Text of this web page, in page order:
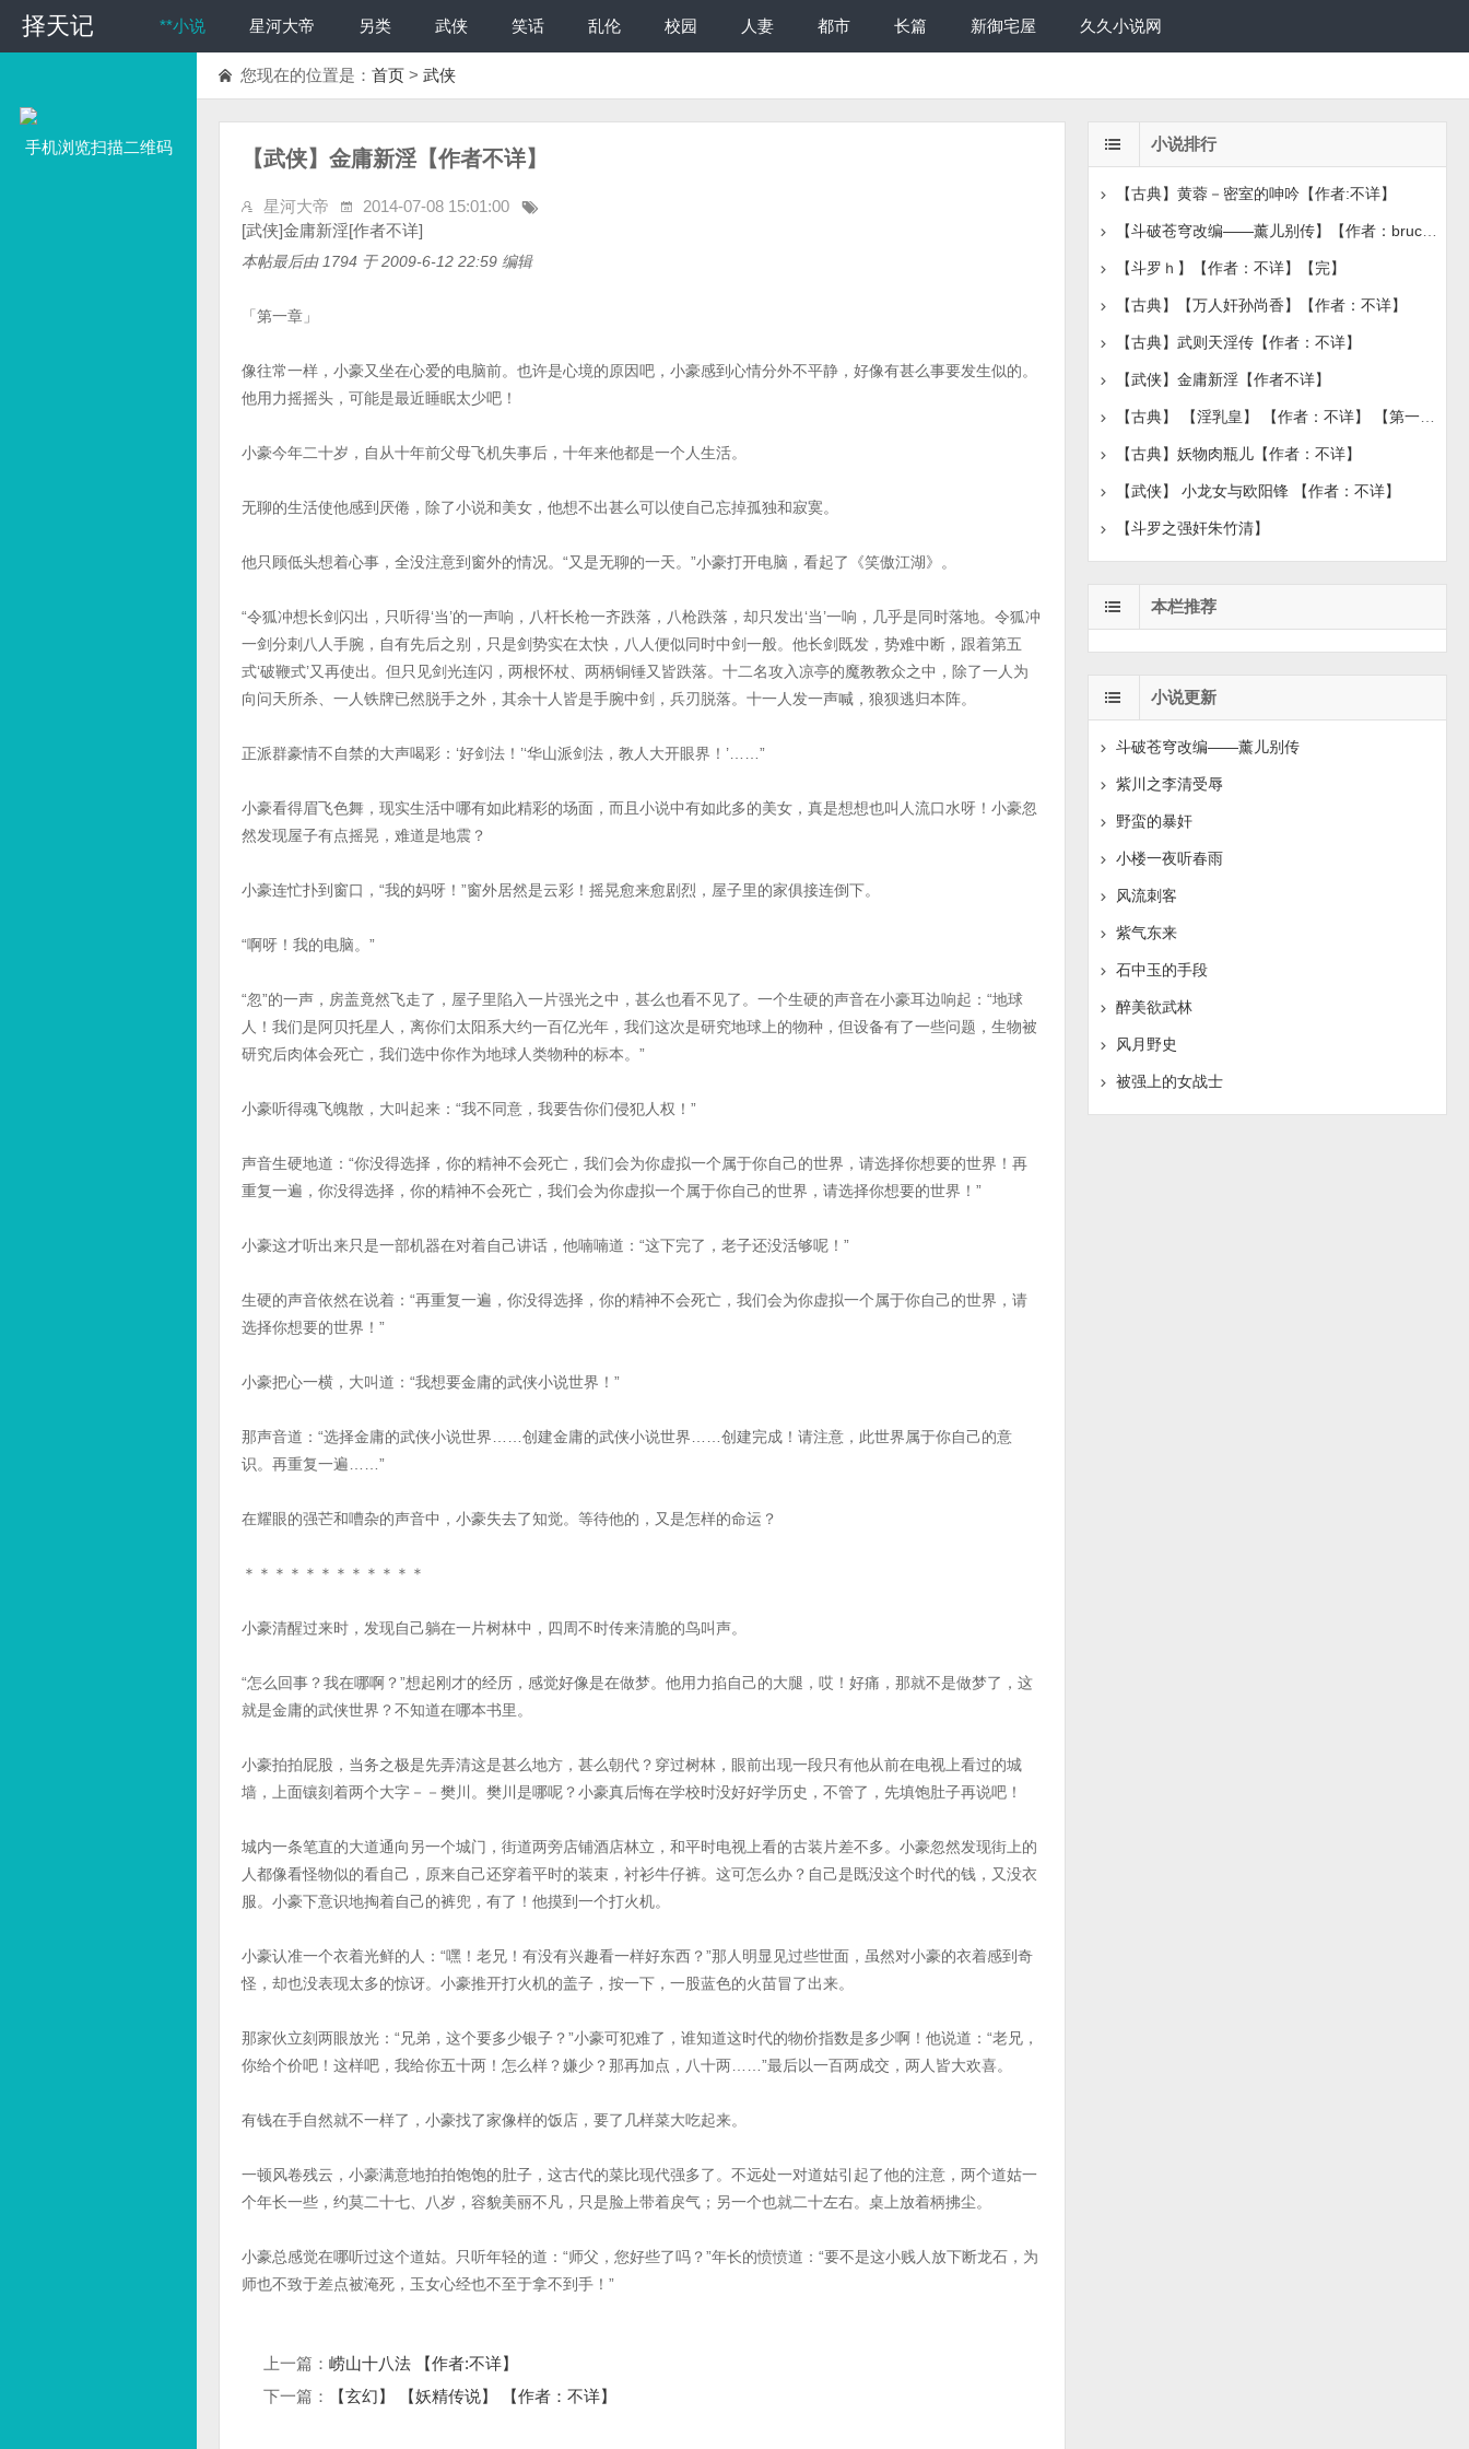
择天记 **小说 星河大帝 另类 武侠 笑话 乱伦 校园 人妻 都市 长篇 新御宅屋 久久小说网
手机浏览扫描二维码
您现在的位置是： 首页 > 武侠
【武侠】金庸新淫【作者不详】
星河大帝
2014-07-08 15:01:00
[武侠]金庸新淫[作者不详]
本帖最后由 1794 于 2009-6-12 22:59 编辑
「第一章」
像往常一样，小豪又坐在心爱的电脑前。也许是心境的原因吧，小豪感到心情分外不平静，好像有甚么事要发生似的。
他用力摇摇头，可能是最近睡眠太少吧！
小豪今年二十岁，自从十年前父母飞机失事后，十年来他都是一个人生活。
无聊的生活使他感到厌倦，除了小说和美女，他想不出甚么可以使自己忘掉孤独和寂寞。
他只顾低头想着心事，全没注意到窗外的情况。“又是无聊的一天。”小豪打开电脑，看起了《笑傲江湖》。
“令狐冲想长剑闪出，只听得‘当’的一声响，八杆长枪一齐跌落，八枪跌落，却只发出‘当’一响，几乎是同时落地。令狐冲
一剑分刺八人手腕，自有先后之别，只是剑势实在太快，八人便似同时中剑一般。他长剑既发，势难中断，跟着第五
式‘破鞭式’又再使出。但只见剑光连闪，两根怀杖、两柄铜锤又皆跌落。十二名攻入凉亭的魔教教众之中，除了一人为
向问天所杀、一人铁牌已然脱手之外，其余十人皆是手腕中剑，兵刃脱落。十一人发一声喊，狼狈逃归本阵。
正派群豪情不自禁的大声喝彩：‘好剑法！’‘华山派剑法，教人大开眼界！’……”
小豪看得眉飞色舞，现实生活中哪有如此精彩的场面，而且小说中有如此多的美女，真是想想也叫人流口水呀！小豪忽
然发现屋子有点摇晃，难道是地震？
小豪连忙扑到窗口，“我的妈呀！”窗外居然是云彩！摇晃愈来愈剧烈，屋子里的家俱接连倒下。
“啊呀！我的电脑。”
“忽”的一声，房盖竟然飞走了，屋子里陷入一片强光之中，甚么也看不见了。一个生硬的声音在小豪耳边响起：“地球
人！我们是阿贝托星人，离你们太阳系大约一百亿光年，我们这次是研究地球上的物种，但设备有了一些问题，生物被
研究后肉体会死亡，我们选中你作为地球人类物种的标本。”
小豪听得魂飞魄散，大叫起来：“我不同意，我要告你们侵犯人权！”
声音生硬地道：“你没得选择，你的精神不会死亡，我们会为你虚拟一个属于你自己的世界，请选择你想要的世界！再
重复一遍，你没得选择，你的精神不会死亡，我们会为你虚拟一个属于你自己的世界，请选择你想要的世界！”
小豪这才听出来只是一部机器在对着自己讲话，他喃喃道：“这下完了，老子还没活够呢！”
生硬的声音依然在说着：“再重复一遍，你没得选择，你的精神不会死亡，我们会为你虚拟一个属于你自己的世界，请
选择你想要的世界！”
小豪把心一横，大叫道：“我想要金庸的武侠小说世界！”
那声音道：“选择金庸的武侠小说世界……创建金庸的武侠小说世界……创建完成！请注意，此世界属于你自己的意
识。再重复一遍……”
在耀眼的强芒和嘈杂的声音中，小豪失去了知觉。等待他的，又是怎样的命运？
＊＊＊＊＊＊＊＊＊＊＊＊
小豪清醒过来时，发现自己躺在一片树林中，四周不时传来清脆的鸟叫声。
“怎么回事？我在哪啊？”想起刚才的经历，感觉好像是在做梦。他用力掐自己的大腿，哎！好痛，那就不是做梦了，这
就是金庸的武侠世界？不知道在哪本书里。
小豪拍拍屁股，当务之极是先弄清这是甚么地方，甚么朝代？穿过树林，眼前出现一段只有他从前在电视上看过的城
墙，上面镶刻着两个大字－－樊川。樊川是哪呢？小豪真后悔在学校时没好好学历史，不管了，先填饱肚子再说吧！
城内一条笔直的大道通向另一个城门，街道两旁店铺酒店林立，和平时电视上看的古装片差不多。小豪忽然发现街上的
人都像看怪物似的看自己，原来自己还穿着平时的装束，衬衫牛仔裤。这可怎么办？自己是既没这个时代的钱，又没衣
服。小豪下意识地掏着自己的裤兜，有了！他摸到一个打火机。
小豪认准一个衣着光鲜的人：“嘿！老兄！有没有兴趣看一样好东西？”那人明显见过些世面，虽然对小豪的衣着感到奇
怪，却也没表现太多的惊讶。小豪推开打火机的盖子，按一下，一股蓝色的火苗冒了出来。
那家伙立刻两眼放光：“兄弟，这个要多少银子？”小豪可犯难了，谁知道这时代的物价指数是多少啊！他说道：“老兄，
你给个价吧！这样吧，我给你五十两！怎么样？嫌少？那再加点，八十两……”最后以一百两成交，两人皆大欢喜。
有钱在手自然就不一样了，小豪找了家像样的饭店，要了几样菜大吃起来。
一顿风卷残云，小豪满意地拍拍饱饱的肚子，这古代的菜比现代强多了。不远处一对道姑引起了他的注意，两个道姑一
个年长一些，约莫二十七、八岁，容貌美丽不凡，只是脸上带着戾气；另一个也就二十左右。桌上放着柄拂尘。
小豪总感觉在哪听过这个道姑。只听年轻的道：“师父，您好些了吗？”年长的愤愤道：“要不是这小贱人放下断龙石，为
师也不致于差点被淹死，玉女心经也不至于拿不到手！”
上一篇： 崂山十八法 【作者:不详】
下一篇：
【玄幻】 【妖精传说】 【作者：不详】
小说排行
【古典】黄蓉－密室的呻吟【作者:不详】
【斗破苍穹改编——薰儿别传】【作者：bruce1986】【完
【斗罗ｈ】【作者：不详】【完】
【古典】【万人奸孙尚香】【作者：不详】
【古典】武则天淫传【作者：不详】
【武侠】金庸新淫【作者不详】
【古典】 【淫乳皇】 【作者：不详】 【第一章节】
【古典】妖物肉瓶儿【作者：不详】
【武侠】 小龙女与欧阳锋 【作者：不详】
【斗罗之强奸朱竹清】
本栏推荐
小说更新
斗破苍穹改编——薰儿别传
紫川之李清受辱
野蛮的暴奸
小楼一夜听春雨
风流刺客
紫气东来
石中玉的手段
醉美欲武林
风月野史
被强上的女战士